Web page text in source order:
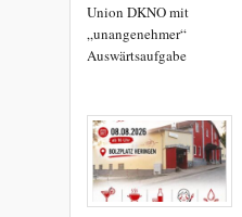
Union DKNO mit
„unangenehmer“
Auswärtsaufgabe